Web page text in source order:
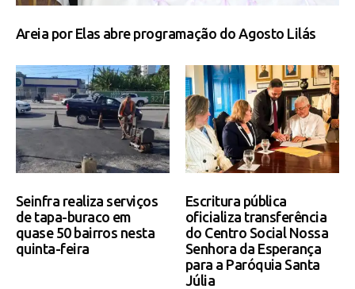
Areia por Elas abre programação do Agosto Lilás
Seinfra realiza serviços
de tapa-buraco em
quase 50 bairros nesta
quinta-feira
Escritura pública
oficializa transferência
do Centro Social Nossa
Senhora da Esperança
para a Paróquia Santa
Júlia